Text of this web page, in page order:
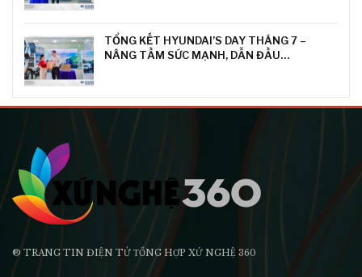
TỔNG KẾT HYUNDAI’S DAY THÁNG 7 –
NÂNG TẦM SỨC MẠNH, DẪN ĐẦU…
® TRANG TIN ĐIỆN TỬ ТỔNG HỢP XỨ NGHỆ 360